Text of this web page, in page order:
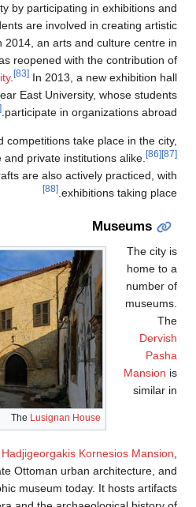
artistic culture of the city by
competitions, and students are
depictions of Nicosia.
In 2014, an
theArabahmetregion was
theGirne American University.
In
was unveiled in the Near East
Photography exhibitions and
organized by the state and
Traditional handicrafts are
architecture to the
reflecting typical late
functions as an ethnographic